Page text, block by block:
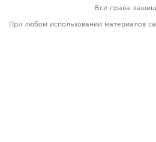
Все права
При любом использовании материалов